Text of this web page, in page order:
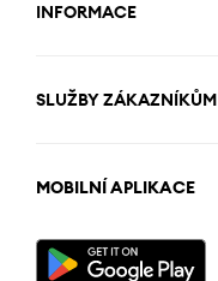
INFORMACE
SLUŽBY ZÁKAZNÍKŮM
MOBILNÍ APLIKACE